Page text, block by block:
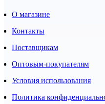
О магазине
Контакты
Поставщикам
Оптовым-покупателям
Условия использования
Политика